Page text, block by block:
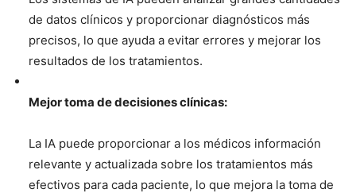
de datos clínicos y proporcionar diagnósticos más
precisos, lo que ayuda a evitar errores y mejorar los
resultados de los tratamientos.
Mejor toma de decisiones clínicas:
La IA puede proporcionar a los médicos información
relevante y actualizada sobre los tratamientos más
efectivos para cada paciente, lo que mejora la toma de